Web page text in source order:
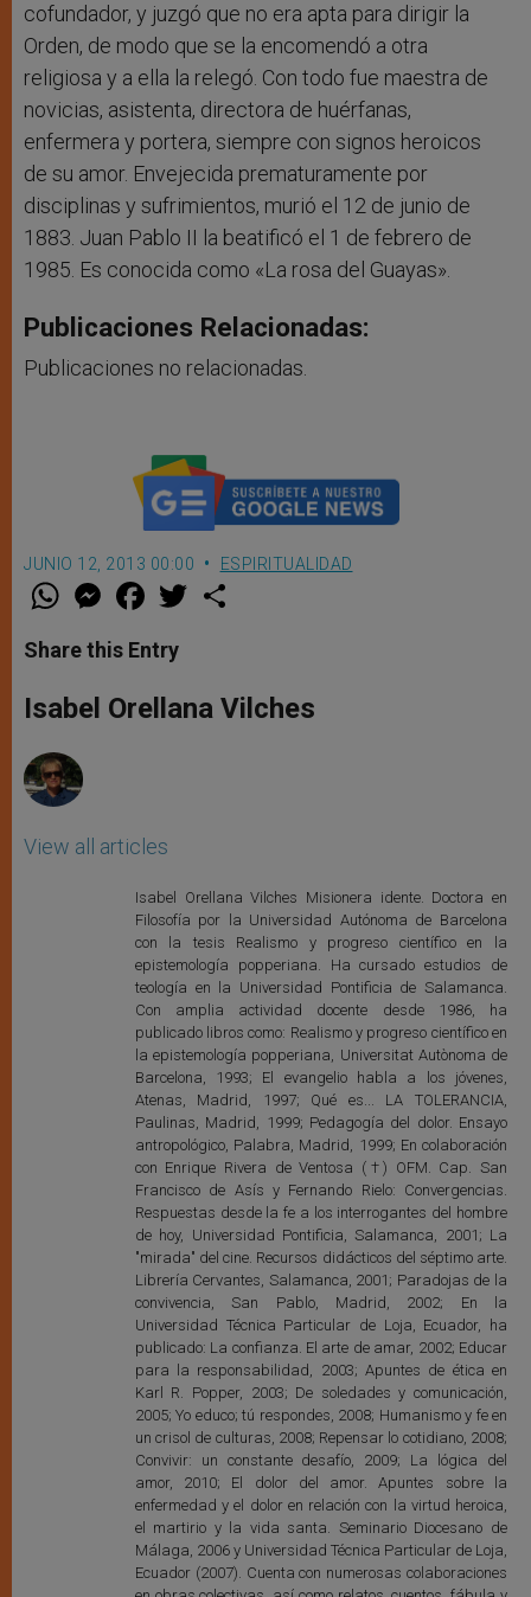
cofundador, y juzgó que no era apta para dirigir la
Orden, de modo que se la encomendó a otra
religiosa y a ella la relegó. Con todo fue maestra de
novicias, asistenta, directora de huérfanas,
enfermera y portera, siempre con signos heroicos
de su amor. Envejecida prematuramente por
disciplinas y sufrimientos, murió el 12 de junio de
1883. Juan Pablo II la beatificó el 1 de febrero de
1985. Es conocida como «La rosa del Guayas».
Publicaciones Relacionadas:
Publicaciones no relacionadas.
JUNIO 12, 2013 00:00 ESPIRITUALIDAD
W
t
s
p
p
M
e
s
e
g
e
F
a
e
b
o
k
w
r
Share this Entry
Isabel Orellana Vilches
View all articles
Isabel Orellana Vilches Misionera idente. Doctora en
Filosofía por la Universidad Autónoma de Barcelona
con la tesis Realismo y progreso científico en la
epistemología popperiana. Ha cursado estudios de
teología en la Universidad Pontificia de Salamanca.
Con amplia actividad docente desde 1986, ha
publicado libros como: Realismo y progreso científico en
la epistemología popperiana, Universitat Autònoma de
Barcelona, 1993; El evangelio habla a los jóvenes,
Atenas, Madrid, 1997; Qué es... LA TOLERANCIA,
Paulinas, Madrid, 1999; Pedagogía del dolor. Ensayo
antropológico, Palabra, Madrid, 1999; En colaboración
con Enrique Rivera de Ventosa (†) OFM. Cap. San
Francisco de Asís y Fernando Rielo: Convergencias.
Respuestas desde la fe a los interrogantes del hombre
de hoy, Universidad Pontificia, Salamanca, 2001; La
"mirada" del cine. Recursos didácticos del séptimo arte.
Librería Cervantes, Salamanca, 2001; Paradojas de la
convivencia, San Pablo, Madrid, 2002; En la
Universidad Técnica Particular de Loja, Ecuador, ha
publicado: La confianza. El arte de amar, 2002; Educar
para la responsabilidad, 2003; Apuntes de ética en
Karl R. Popper, 2003; De soledades y comunicación,
2005; Yo educo; tú respondes, 2008; Humanismo y fe en
un crisol de culturas, 2008; Repensar lo cotidiano, 2008;
Convivir: un constante desafío, 2009; La lógica del
amor, 2010; El dolor del amor. Apuntes sobre la
enfermedad y el dolor en relación con la virtud heroica,
el martirio y la vida santa. Seminario Diocesano de
Málaga, 2006 y Universidad Técnica Particular de Loja,
Ecuador (2007). Cuenta con numerosas colaboraciones